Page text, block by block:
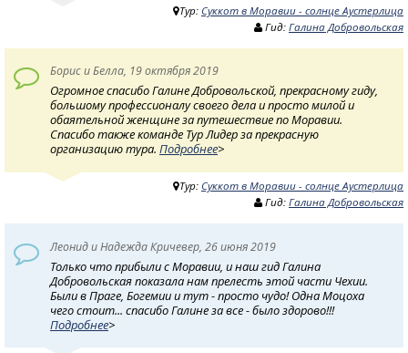
Тур: Суккот в Моравии - солнце Аустерлица
Гид: Галина Добровольская
Борис и Белла, 19 октября 2019
Огромное спасибо Галине Добровольской, прекрасному гиду,
большому профессионалу своего дела и просто милой и
обаятельной женщине за путешествие по Моравии.
Спасибо также команде Тур Лидер за прекрасную
организацию тура. Подробнее>
Тур: Суккот в Моравии - солнце Аустерлица
Гид: Галина Добровольская
Леонид и Надежда Кричевер, 26 июня 2019
Только что прибыли с Моравии, и наш гид Галина
Добровольская показала нам прелесть этой части Чехии.
Были в Праге, Богемии и тут - просто чудо! Одна Моцоха
чего стоит... спасибо Галине за все - было здорово!!!
Подробнее>